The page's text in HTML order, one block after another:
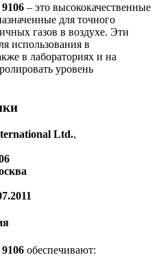
– это высококачественные
для точного
газов в воздухе. Эти
использования в
в лабораториях и на
уровень
Ltd.,
обеспечивают: